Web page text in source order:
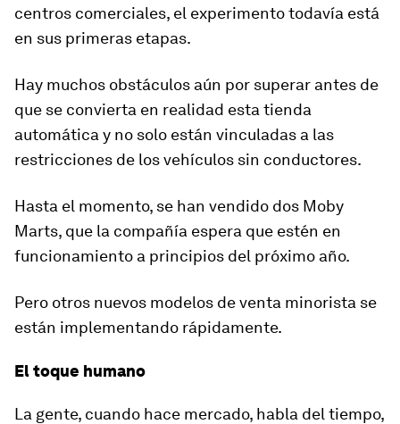
centros comerciales, el experimento todavía está
en sus primeras etapas.
Hay muchos obstáculos aún por superar antes de
que se convierta en realidad esta tienda
automática y no solo están vinculadas a las
restricciones de los vehículos sin conductores.
Hasta el momento, se han vendido dos Moby
Marts, que la compañía espera que estén en
funcionamiento a principios del próximo año.
Pero otros nuevos modelos de venta minorista se
están implementando rápidamente.
El toque humano
La gente, cuando hace mercado, habla del tiempo,